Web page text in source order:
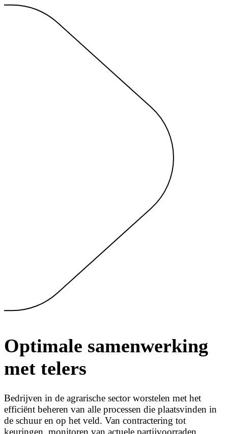
Optimale samenwerking
met telers
Bedrijven in de agrarische sector worstelen met het
efficiënt beheren van alle processen die plaatsvinden in
de schuur en op het veld. Van contractering tot
keuringen, monitoren van actuele partijvoorraden,